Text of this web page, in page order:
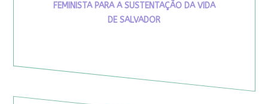
FEMINISTA PARA A SUSTENTAÇÃO DA VIDA
DE SALVADOR